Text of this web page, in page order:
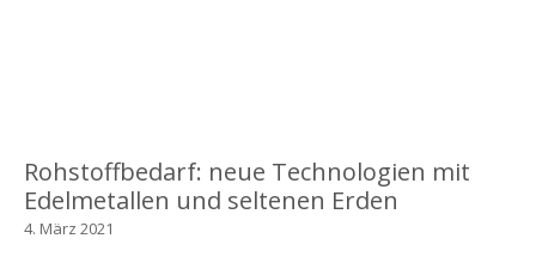
Rohstoffbedarf: neue Technologien mit
Edelmetallen und seltenen Erden
4. März 2021